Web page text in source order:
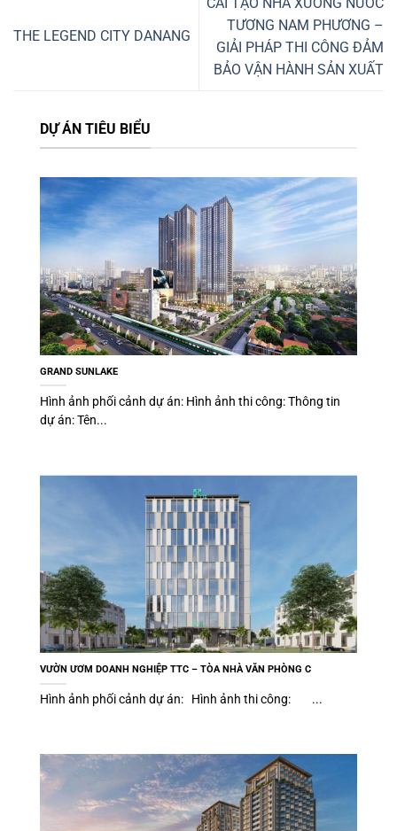
THE LEGEND CITY DANANG
TƯƠNG NAM PHƯƠNG –
GIẢI PHÁP THI CÔNG ĐẢM
BẢO VẬN HÀNH SẢN XUẤT
DỰ ÁN TIÊU BIỂU
GRAND SUNLAKE
Hình ảnh phối cảnh dự án: Hình ảnh thi công: Thông tin
dự án: Tên...
VƯỜN ƯƠM DOANH NGHIỆP TTC – TÒA NHÀ VĂN PHÒNG C
Hình ảnh phối cảnh dự án: Hình ảnh thi công: ...